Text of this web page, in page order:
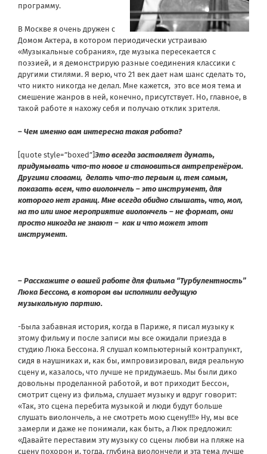
программу.
В Москве я очень дружен с
Домом Актера, в котором периодически устраиваю
«Музыкальные собрания», где музыка пересекается с
поэзией, и я демонстрирую разные соединения классики с
другими стилями. Я верю, что 21 век дает нам шанс сделать то,
что никто никогда не делал. Мне кажется, это все моя тема и
смешение жанров в ней, конечно, присутствует. Но, главное, в
такой работе я нахожу себя и получаю отклик зрителя.
– Чем именно вам интересна такая работа?
[quote style=”boxed”] Это всегда заставляет думать,
придумывать что-то новое и становиться антрепренёром.
Другими словами, делать что-то первым и, тем самым,
показать всем, что виолончель – это инструмент, для
которого нет границ. Мне всегда обидно слышать, что, мол,
на то или иное мероприятие виолончель – не формат, они
просто никогда не знают – как и что может этот
инструмент.
– Расскажите о вашей работе для фильма “Турбулентность”
Люка Бессона, в котором вы исполнили ведущую
музыкальную партию.
-Была забавная история, когда в Париже, я писал музыку к
этому фильму и после записи мы все ожидали приезда в
студию Люка Бессона. Я слушал компьютерный контрапункт,
сидя в наушниках и, как бы, импровизировал, видя реальную
сцену и, казалось, что лучше не придумаешь. Мы были дико
довольны проделанной работой, и вот приходит Бессон,
смотрит сцену из фильма, слушает музыку и вдруг говорит:
«Так, это сцена перебита музыкой и люди будут больше
слушать виолончель, а не смотреть мою сцену!!!!» Ну, мы все
замерли и даже не понимали, как быть, а Люк предложил:
«Давайте переставим эту музыку со сцены любви на пляже на
сцену похорон и, тогда, глубина виолончели и эта тема лучше